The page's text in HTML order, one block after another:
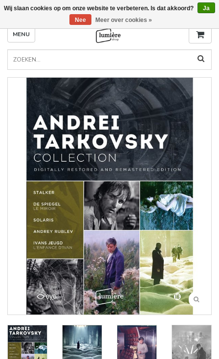
MENU
Wij slaan cookies op om onze website te verbeteren. Is dat akkoord?
Ja
Nee
Meer over cookies »